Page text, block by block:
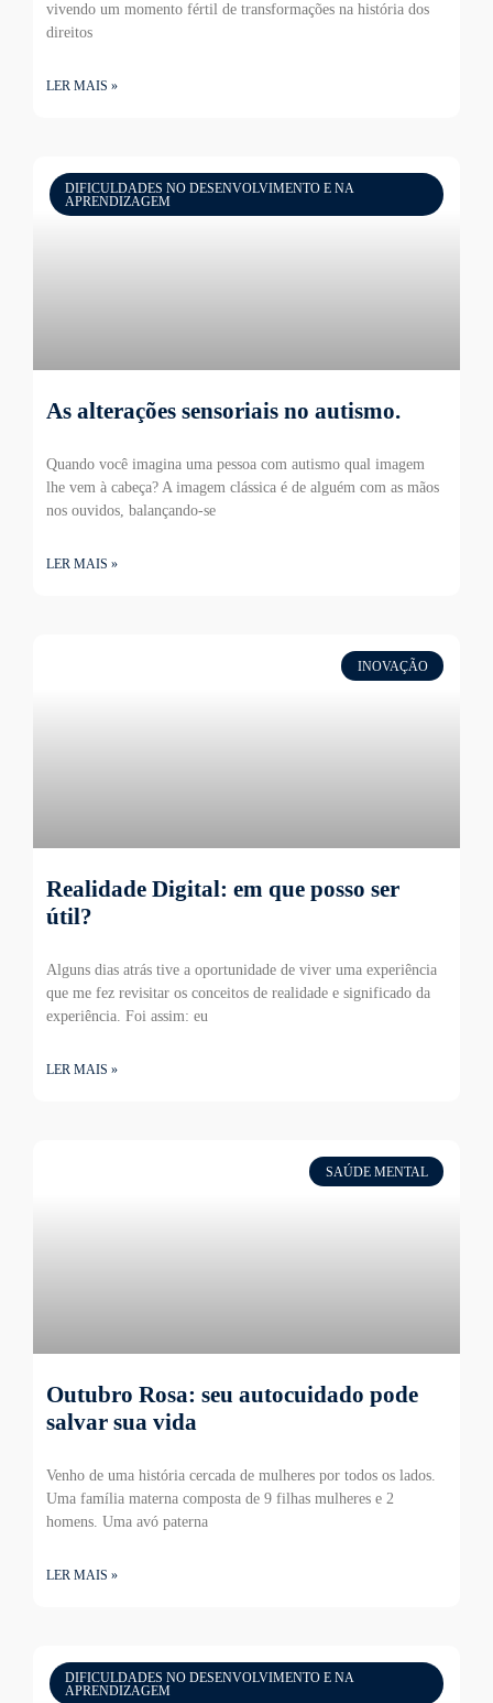
vivendo um momento fértil de transformações na história dos
direitos
LER MAIS »
DIFICULDADES NO DESENVOLVIMENTO E NA
APRENDIZAGEM
As alterações sensoriais no autismo.
Quando você imagina uma pessoa com autismo qual imagem
lhe vem à cabeça? A imagem clássica é de alguém com as mãos
nos ouvidos, balançando-se
LER MAIS »
INOVAÇÃO
Realidade Digital: em que posso ser
útil?
Alguns dias atrás tive a oportunidade de viver uma experiência
que me fez revisitar os conceitos de realidade e significado da
experiência. Foi assim: eu
LER MAIS »
SAÚDE MENTAL
Outubro Rosa: seu autocuidado pode
salvar sua vida
Venho de uma história cercada de mulheres por todos os lados.
Uma família materna composta de 9 filhas mulheres e 2
homens. Uma avó paterna
LER MAIS »
DIFICULDADES NO DESENVOLVIMENTO E NA
APRENDIZAGEM